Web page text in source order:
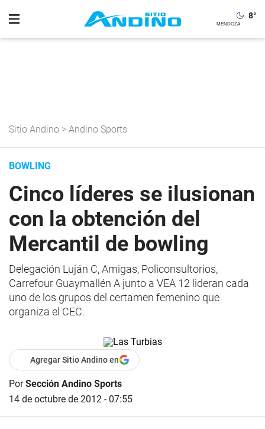
8°
Sitio Andino > Andino Sports
BOWLING
Cinco líderes se ilusionan
con la obtención del
Mercantil de bowling
Delegación Luján C, Amigas, Policonsultorios,
Carrefour Guaymallén A junto a VEA 12 lideran cada
uno de los grupos del certamen femenino que
organiza el CEC.
Agregar Sitio Andino en
PorSección Andino Sports
14 de octubre de 2012 - 07:55